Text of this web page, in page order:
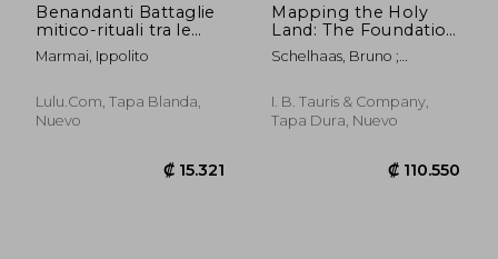
Benandanti Battaglie
mitico-rituali tra le
Alpi e il Caucaso (en
Italiano)
Marmai, Ippolito
Lulu.com, Tapa Blanda,
Nuevo
Mapping the Holy
Land: The Foundation
of a Scientific
Cartography of
Schelhaas, Bruno ;
Haim
I. B. Tauris & Company,
Tapa Dura, Nuevo